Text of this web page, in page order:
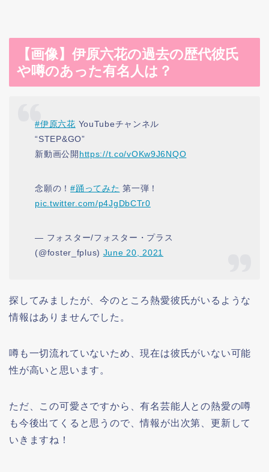
【画像】伊原六花の過去の歴代彼氏
や噂のあった有名人は？
#伊原六花 YouTubeチャンネル
“STEP&GO”
新動画公開 https://t.co/vOKw9J6NQO
念願の！#踊ってみた 第一弾！
pic.twitter.com/p4JgDbCTr0
— フォスター/フォスター・プラス
(@foster_fplus) June 20, 2021
探してみましたが、今のところ熱愛彼氏がいるような
情報はありませんでした。
噂も一切流れていないため、現在は彼氏がいない可能
性が高いと思います。
ただ、この可愛さですから、有名芸能人との熱愛の噂
も今後出てくると思うので、情報が出次第、更新して
いきますね！